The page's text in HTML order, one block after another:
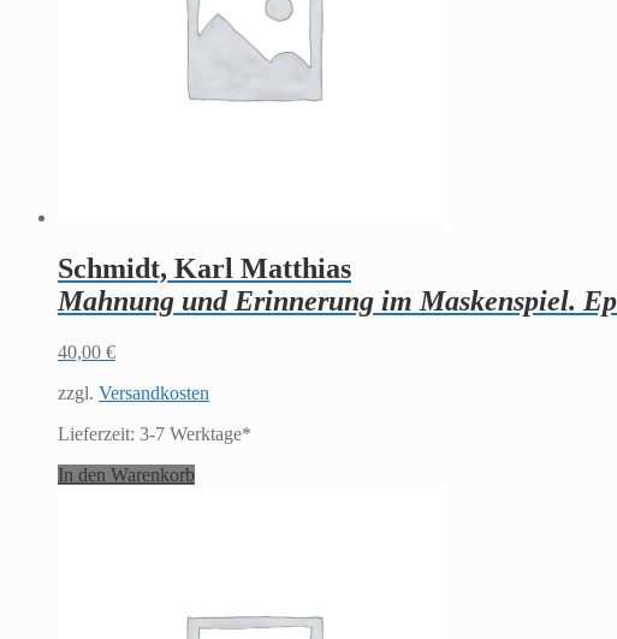
Schmidt, Karl Matthias
Mahnung und Erinnerung im Maskenspiel.
40,00 €
zzgl. Versandkosten
Lieferzeit: 3-7 Werktage*
In den Warenkorb